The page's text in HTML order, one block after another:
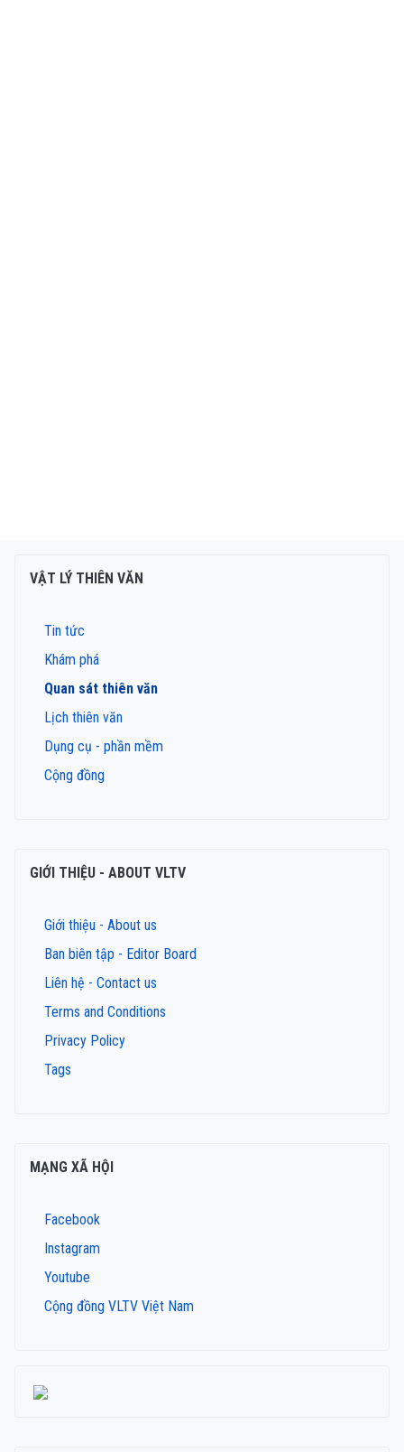
VẬT LÝ THIÊN VĂN
Tin tức
Khám phá
Quan sát thiên văn
Lịch thiên văn
Dụng cụ - phần mềm
Cộng đồng
GIỚI THIỆU - ABOUT VLTV
Giới thiệu - About us
Ban biên tập - Editor Board
Liên hệ - Contact us
Terms and Conditions
Privacy Policy
Tags
MẠNG XÃ HỘI
Facebook
Instagram
Youtube
Cộng đồng VLTV Việt Nam